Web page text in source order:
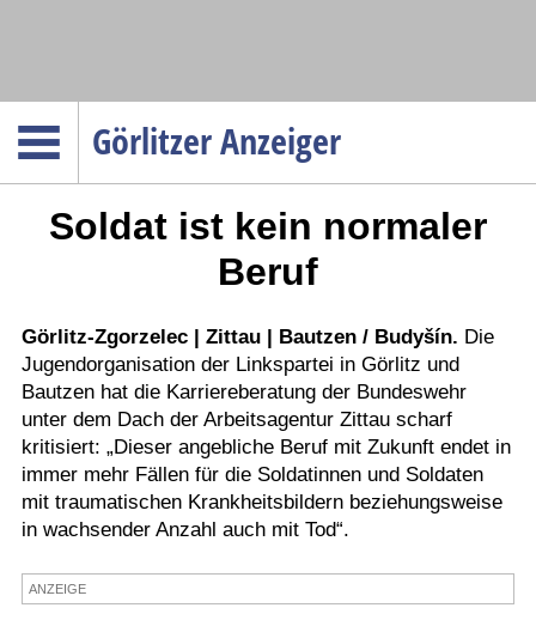
Görlitzer Anzeiger
Menüpunkte
Politik
Wirtschaft
Service
Verkehr
Gesundheit
Kultur
Sport
Termine
Soldat ist kein normaler
Beruf
Görlitz-Zgorzelec | Zittau | Bautzen / Budyšín. Die
Jugendorganisation der Linkspartei in Görlitz und
Bautzen hat die Karriereberatung der Bundeswehr
unter dem Dach der Arbeitsagentur Zittau scharf
kritisiert: „Dieser angebliche Beruf mit Zukunft endet in
immer mehr Fällen für die Soldatinnen und Soldaten
mit traumatischen Krankheitsbildern beziehungsweise
in wachsender Anzahl auch mit Tod“.
ANZEIGE